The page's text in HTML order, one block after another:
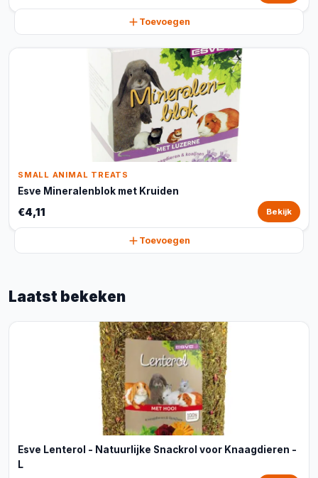
Toevoegen
SMALL ANIMAL TREATS
Esve Mineralenblok met Kruiden
€4,11 Bekijk
Toevoegen
Laatst bekeken
Esve Lenterol - Natuurlijke Snackrol voor Knaagdieren -
L